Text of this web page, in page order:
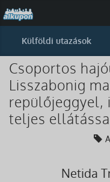
Külföldi utazások
Csoportos
Lisszabonig
repülőjeggyel,
teljes
Netida